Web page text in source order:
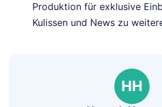
Produktion für exklusive
Kulissen und News zu
HH